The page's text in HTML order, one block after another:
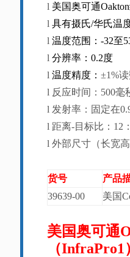
l 美国奥可通
l 具有摄氏/华氏温
l 温度范围：-32至
l 分辨率：0.2度
l 温度精度： ±1%
l 反应时间：500毫
l 发射率：固定在
l 距离-目标比：12
l 外部尺寸（长宽
货号
产品
39639-00
美国
美国奥可通
（InfraPro1